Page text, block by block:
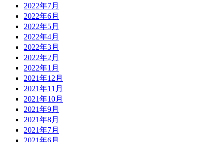
2022年7月
2022年6月
2022年5月
2022年4月
2022年3月
2022年2月
2022年1月
2021年12月
2021年11月
2021年10月
2021年9月
2021年8月
2021年7月
2021年6月